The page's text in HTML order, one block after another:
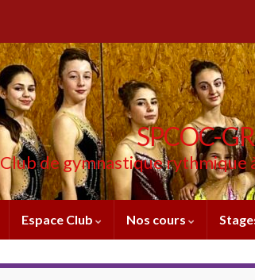
SPCOC-GR
Club de gymnastique rythmique
Espace Club Nos cours